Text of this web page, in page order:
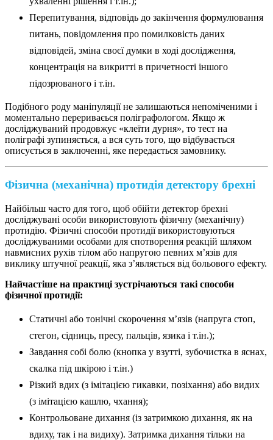
Перепитування, відповідь до закінчення формулювання
питань, повідомлення про помилковість даних
відповідей, зміна своєї думки в ході дослідження,
концентрація на викритті в причетності іншого
підозрюваного і т.ін.
Подібного роду маніпуляції не залишаються непоміченими і
моментально перериваєься поліграфологом. Якщо ж
досліджуваний продовжує «клеїти дурня», то тест на
поліграфі зупиняється, а вся суть того, що відбувається
описується в заключенні, яке передається замовнику.
Фізична (механічна) протидія детектору брехні
Найбільш часто для того, щоб обійти детектор брехні
досліджувані особи використовують фізичну (механічну)
протидію. Фізичні способи протидії використовуються
досліджуваними особами для спотворення реакцій шляхом
навмисних рухів тілом або напругою певних м’язів для
виклику штучної реакції, яка з’являється від больового ефекту.
Найчастіше на практиці зустрічаються такі способи
фізичної протидії:
Статичні або тонічні скорочення м’язів (напруга стоп,
стегон, сідниць, пресу, пальців, язика і т.ін.);
Завдання собі болю (кнопка у взутті, зубочистка в яснах,
скалка під шкірою і т.ін.)
Різкий вдих (з імітацією гикавки, позіхання) або видих
(з імітацією кашлю, чхання);
Контрольоване дихання (із затримкою дихання, як на
вдиху, так і на видиху). Затримка дихання тільки на